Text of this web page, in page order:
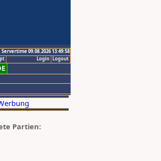
Servertime 09.08.2026 13:49:58
Logout
Login
Partien: